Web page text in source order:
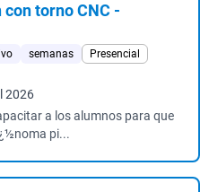
torno CNC -
semanas
Presencial
2026
a los alumnos para que
pi...